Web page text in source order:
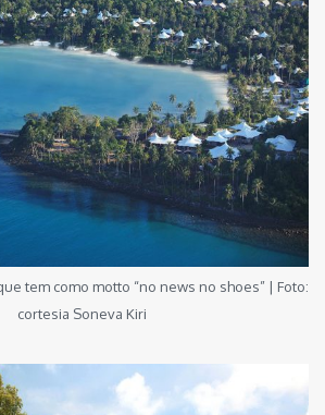
tem como motto “no news no shoes” | Foto:
cortesia Soneva Kiri